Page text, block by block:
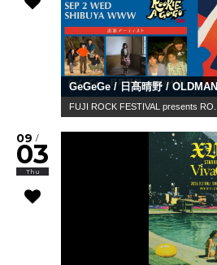
GeGeGe / 日髙晴野 / OLDMAN
FUJI ROCK FESTIVAL presents RO...
09 /
03
Thu